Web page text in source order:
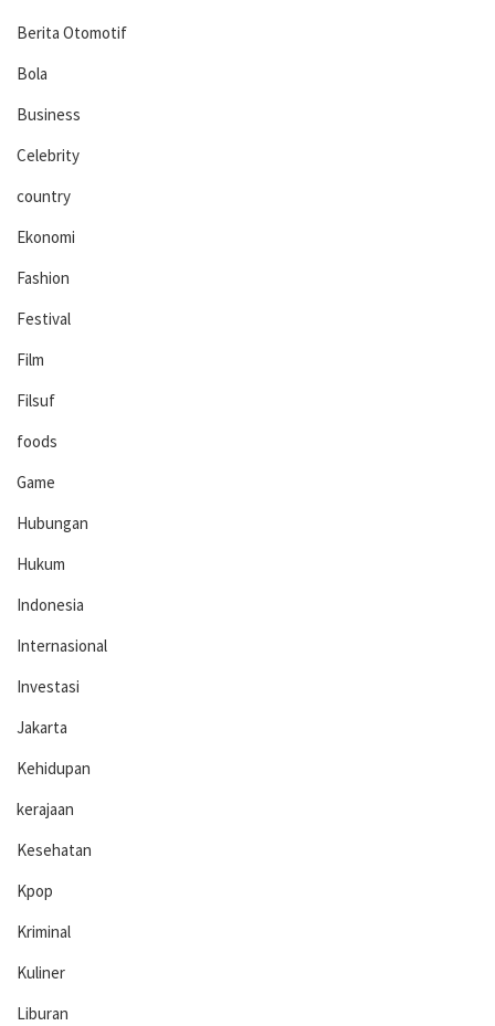
Berita Otomotif
Bola
Business
Celebrity
country
Ekonomi
Fashion
Festival
Film
Filsuf
foods
Game
Hubungan
Hukum
Indonesia
Internasional
Investasi
Jakarta
Kehidupan
kerajaan
Kesehatan
Kpop
Kriminal
Kuliner
Liburan